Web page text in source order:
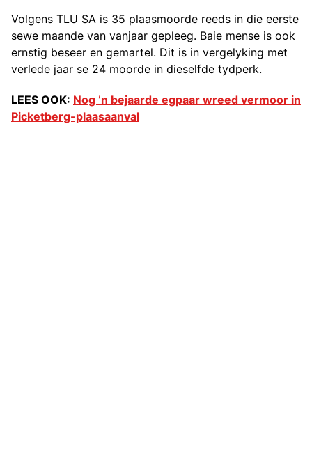
Volgens TLU SA is 35 plaasmoorde reeds in die eerste
sewe maande van vanjaar gepleeg. Baie mense is ook
ernstig beseer en gemartel. Dit is in vergelyking met
verlede jaar se 24 moorde in dieselfde tydperk.
LEES OOK: Nog ’n bejaarde egpaar wreed vermoor in
Picketberg-plaasaanval